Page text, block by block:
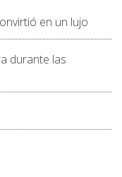
en un lujo
durante las